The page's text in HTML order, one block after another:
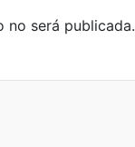
no será publicada.